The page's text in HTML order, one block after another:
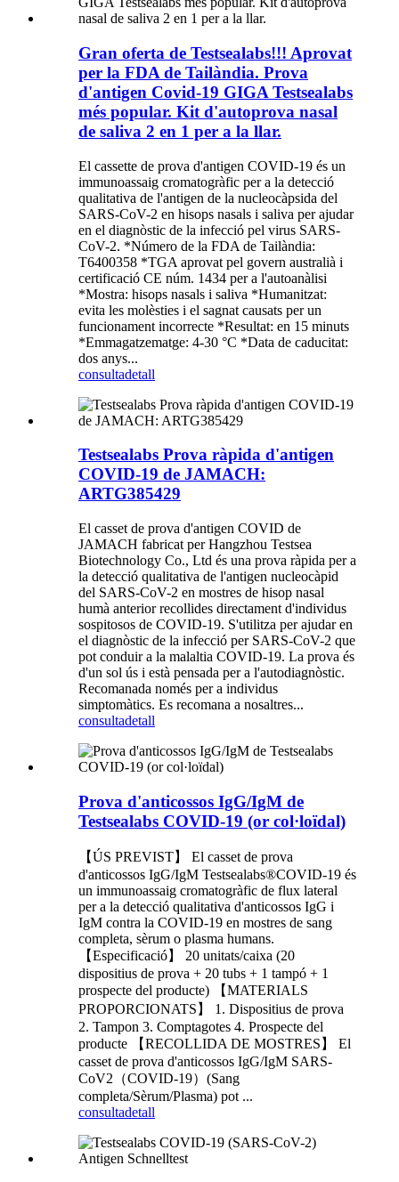
Gran oferta de Testsealabs!!! Aprovat
per la FDA de Tailàndia. Prova
d'antigen Covid-19 GIGA Testsealabs
més popular. Kit d'autoprova nasal
de saliva 2 en 1 per a la llar.
El cassette de prova d'antigen COVID-19 és un
immunoassaig cromatogràfic per a la detecció
qualitativa de l'antigen de la nucleocàpsida del
SARS-CoV-2 en hisops nasals i saliva per ajudar
en el diagnòstic de la infecció pel virus SARS-
CoV-2. *Número de la FDA de Tailàndia:
T6400358 *TGA aprovat pel govern australià i
certificació CE núm. 1434 per a l'autoanàlisi
*Mostra: hisops nasals i saliva *Humanitzat:
evita les molèsties i el sagnat causats per un
funcionament incorrecte *Resultat: en 15 minuts
*Emmagatzematge: 4-30 °C *Data de caducitat:
dos anys...
consultadetall
Testsealabs Prova ràpida d'antigen
COVID-19 de JAMACH:
ARTG385429
El casset de prova d'antigen COVID de
JAMACH fabricat per Hangzhou Testsea
Biotechnology Co., Ltd és una prova ràpida per a
la detecció qualitativa de l'antigen nucleocàpid
del SARS-CoV-2 en mostres de hisop nasal
humà anterior recollides directament d'individus
sospitosos de COVID-19. S'utilitza per ajudar en
el diagnòstic de la infecció per SARS-CoV-2 que
pot conduir a la malaltia COVID-19. La prova és
d'un sol ús i està pensada per a l'autodiagnòstic.
Recomanada només per a individus
simptomàtics. Es recomana a nosaltres...
consultadetall
Prova d'anticossos IgG/IgM de
Testsealabs COVID-19 (or col·loïdal)
【ÚS PREVIST】 El casset de prova
d'anticossos IgG/IgM Testsealabs®COVID-19 és
un immunoassaig cromatogràfic de flux lateral
per a la detecció qualitativa d'anticossos IgG i
IgM contra la COVID-19 en mostres de sang
completa, sèrum o plasma humans.
【Especificació】 20 unitats/caixa (20
dispositius de prova + 20 tubs + 1 tampó + 1
prospecte del producte) 【MATERIALS
PROPORCIONATS】 1. Dispositius de prova
2. Tampon 3. Comptagotes 4. Prospecte del
producte 【RECOLLIDA DE MOSTRES】 El
casset de prova d'anticossos IgG/IgM SARS-
CoV2（COVID-19）(Sang
completa/Sèrum/Plasma) pot ...
consultadetall